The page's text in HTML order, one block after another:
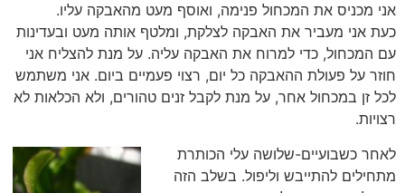
אני מכניס את המכחול פנימה, ואוסף מעט מהאבקה עליו.
כעת אני מעביר את האבקה לצלקת, ומלטף אותה מעט ובעדינות
עם המכחול, כדי למרוח את האבקה עליה. על מנת להצליח אני
חוזר על פעולת ההאבקה כל יום, רצוי פעמיים ביום. אני משתמש
לכל זן במכחול אחר, על מנת לקבל זנים טהורים, ולא הכלאות לא
רצויות.
לאחר כשבועיים-שלושה עלי הכותרת
מתחילים להתייבש וליפול. בשלב הזה